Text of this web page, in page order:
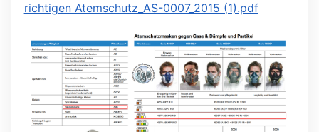
richtigen Atemschutz_AS-0007_2015 (1).pdf